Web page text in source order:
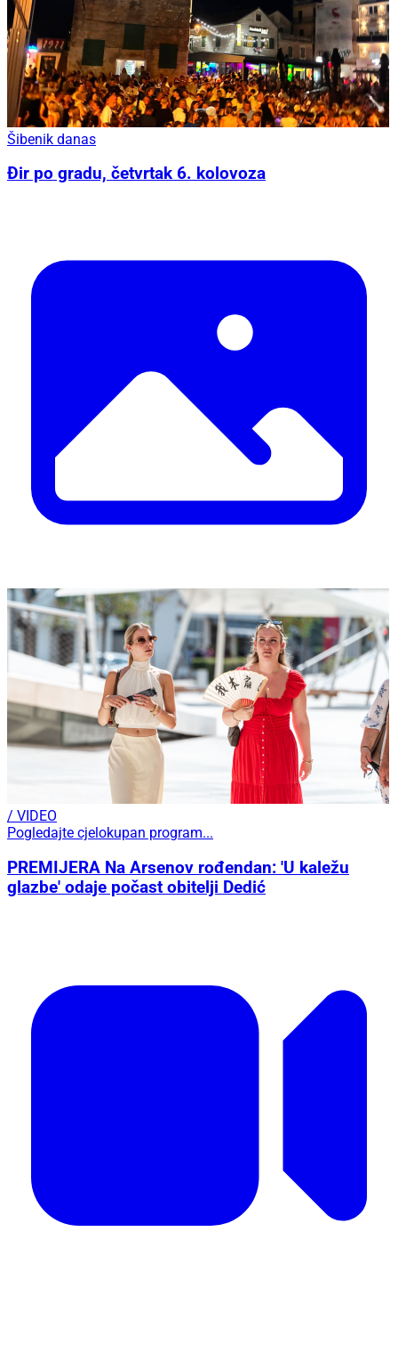
Šibenik danas
Đir po gradu, četvrtak 6. kolovoza
/ VIDEO
Pogledajte cjelokupan program...
PREMIJERA Na Arsenov rođendan: 'U kaležu
glazbe' odaje počast obitelji Dedić